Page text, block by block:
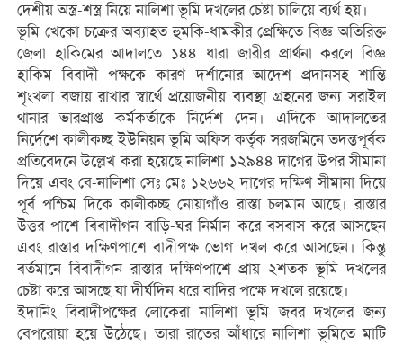
দেশীয় অস্ত্র-শস্ত্র নিয়ে নালিশা ভূমি দখলের চেষ্টা চালিয়ে ব্যর্থ হয়।
ভূমি খেকো চক্রের অব্যাহত হুমকি-ধামকীর প্রেক্ষিতে বিজ্ঞ অতিরিক্ত
জেলা হাকিমের আদালতে ১৪৪ ধারা জারীর প্রার্থনা করলে বিজ্ঞ
হাকিম বিবাদী পক্ষকে কারণ দর্শানোর আদেশ প্রদানসহ শান্তি
শৃংখলা বজায় রাখার স্বার্থে প্রয়োজনীয় ব্যবস্থা গ্রহনের জন্য সরাইল
থানার ভারপ্রাপ্ত কর্মকর্তাকে নির্দেশ দেন। এদিকে আদালতের
নির্দেশে কালীকচ্ছ ইউনিয়ন ভূমি অফিস কর্তৃক সরজমিনে তদন্তপূর্বক
প্রতিবেদনে উল্লেখ করা হয়েছে নালিশা ১২৯৪৪ দাগের উপর সীমানা
দিয়ে এবং বে-নালিশা সেঃ মেঃ ১২৬৬২ দাগের দক্ষিণ সীমানা দিয়ে
পূর্ব পশ্চিম দিকে কালীকচ্ছ নোয়াগাঁও রাস্তা চলমান আছে। রাস্তার
উত্তর পাশে বিবাদীগন বাড়ি-ঘর নির্মান করে বসবাস করে আসছেন
এবং রাস্তার দক্ষিণপাশে বাদীপক্ষ ভোগ দখল করে আসছেন। কিন্তু
বর্তমানে বিবাদীগন রাস্তার দক্ষিণপাশে প্রায় ২শতক ভূমি দখলের
চেষ্টা করে আসছে যা দীর্ঘদিন ধরে বাদির পক্ষে দখলে রয়েছে।
ইদানিং বিবাদীপক্ষের লোকেরা নালিশা ভূমি জবর দখলের জন্য
বেপরোয়া হয়ে উঠেছে। তারা রাতের আঁধারে নালিশা ভূমিতে মাটি